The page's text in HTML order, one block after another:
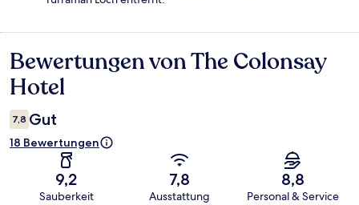
Bewertungen
Bewertungen von The Colonsay
Hotel
7,8 Gut
18 Bewertungen
9,2
Sauberkeit
7,8
Ausstattung
8,8
Personal & Service